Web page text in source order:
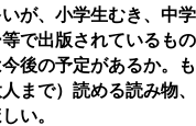
が、小学生むき、中学
で出版されているもの
後の予定があるか。も
まで）読める読み物、
い。